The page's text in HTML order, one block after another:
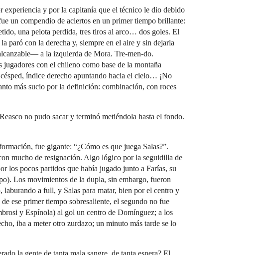
y por la capitanía que el técnico le dio debido
un compendio de aciertos en un primer tiempo brillante:
una pelota perdida, tres tiros al arco… dos goles. El
paró con la derecha y, siempre en el aire y sin dejarla
a la izquierda de Mora. Tre-men-do.
con el chileno como base de la montaña
índice derecho apuntando hacia el cielo… ¡No
más sucio por la definición: combinación, con roces
no pudo sacar y terminó metiéndola hasta el fondo.
fue gigante: “¿Cómo es que juega Salas?”.
mucho de resignación. Algo lógico por la seguidilla de
los pocos partidos que había jugado junto a Farías, su
Los movimientos de la dupla, sin embargo, fueron
a full, y Salas para matar, bien por el centro y
ese primer tiempo sobresaliente, el segundo no fue
y Espínola) al gol un centro de Domínguez; a los
iba a meter otro zurdazo; un minuto más tarde se lo
la gente de tanta mala sangre, de tanta espera? El